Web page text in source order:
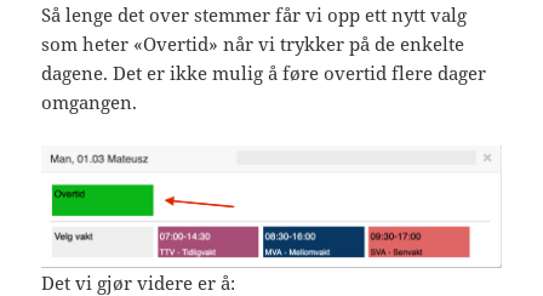
Så lenge det over stemmer får vi opp ett nytt valg
som heter «Overtid» når vi trykker på de enkelte
dagene. Det er ikke mulig å føre overtid flere dager
omgangen.
Det vi gjør videre er å: